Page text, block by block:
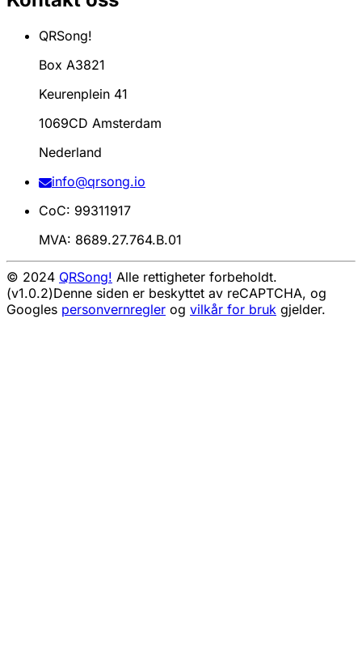
QRSong!
Box A3821
Keurenplein 41
1069CD Amsterdam
Nederland
info@qrsong.io
CoC: 99311917
MVA: 8689.27.764.B.01
© 2024 QRSong! Alle rettigheter forbeholdt.
(v1.0.2)Denne siden er beskyttet av reCAPTCHA, og
Googles personvernregler og vilkår for bruk gjelder.